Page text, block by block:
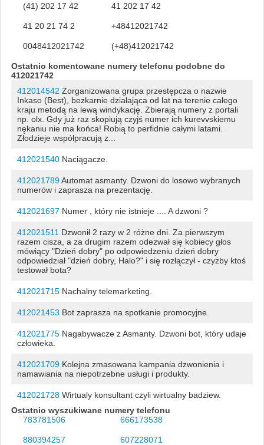
(41) 202 17 42 41 202 17 42
41 20 21 74 2 +48412021742
0048412021742 (+48)412021742
Ostatnio komentowane numery telefonu podobne do
412021742
412014542 Zorganizowana grupa przestępcza o nazwie
Inkaso (Best), bezkarnie działająca od lat na terenie całego
kraju metodą na lewą windykację. Zbierają numery z portali
np. olx. Gdy już raz skopiują czyjś numer ich kurevvskiemu
nękaniu nie ma końca! Robią to perfidnie całymi latami.
Złodzieje współpracują z...
412021540Naciągacze.
412021789Automat asmanty. Dzwoni do losowo wybranych
numerów i zaprasza na prezentację.
412021697 Numer , który nie istnieje .... A dzwoni ?
412021511 Dzwonił 2 razy w 2 różne dni. Za pierwszym
razem cisza, a za drugim razem odezwał się kobiecy głos
mówiący "Dzień dobry" po odpowiedzeniu dzień dobry
odpowiedział "dzień dobry, Halo?" i się rozłączył - czyżby ktoś
testował bota?
412021715Nachalny telemarketing.
412021453 Bot zaprasza na spotkanie promocyjne.
412021775Nagabywacze z Asmanty. Dzwoni bot, który udaje
człowieka.
412021709Kolejna zmasowana kampania dzwonienia i
namawiania na niepotrzebne usługi i produkty.
412021728Wirtualy konsultant czyli wirtualny badziew.
Ostatnio wyszukiwane numery telefonu
783781506
666173538
880394257 607228071